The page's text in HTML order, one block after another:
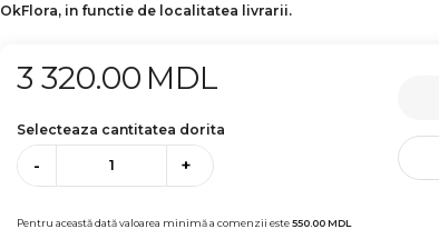
OkFlora, in functie de localitatea livrarii.
3 320.00 MDL
Selecteaza cantitatea dorita
- +
Pentru această dată valoarea minimă a comenzii este550.00MDL